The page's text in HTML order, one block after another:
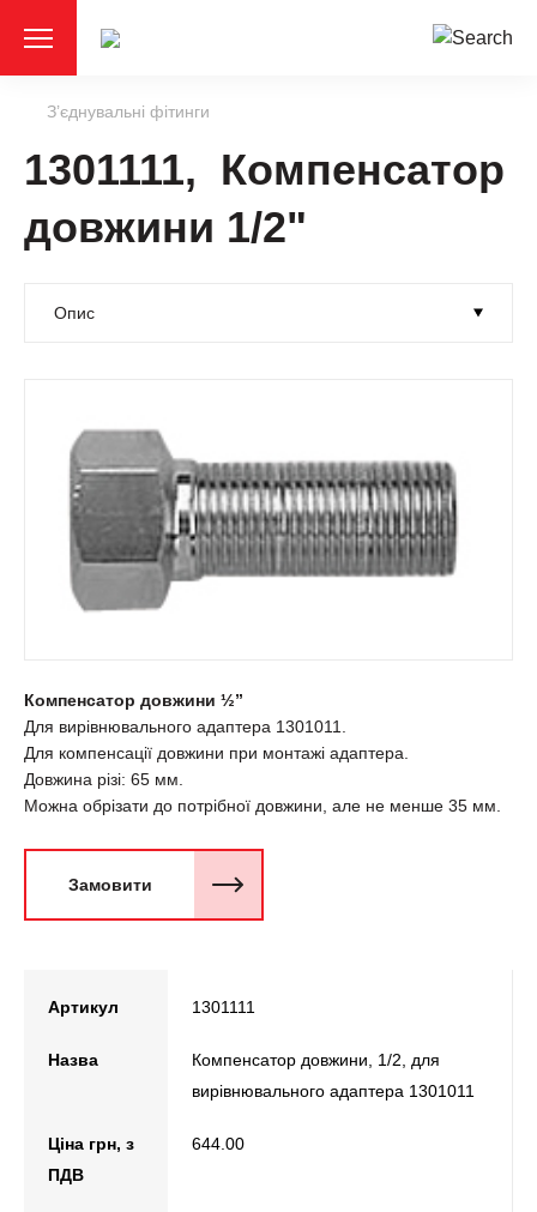
З’єднувальні фітинги
1301111, Компенсатор
довжини 1/2"
Компенсатор довжини ½”
Для вирівнювального адаптера 1301011.
Для компенсації довжини при монтажі адаптера.
Довжина різі: 65 мм.
Можна обрізати до потрібної довжини, але не менше 35 мм.
Замовити
Артикул 1301111
Назва
Компенсатор довжини, 1/2, для
вирівнювального адаптера 1301011
Ціна грн, з
ПДВ
644.00